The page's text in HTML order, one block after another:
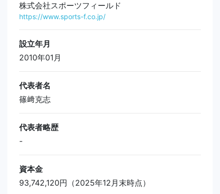
株式会社スポーツフィールド
https://www.sports-f.co.jp/
設立年月
2010年01月
代表者名
篠﨑克志
代表者略歴
-
資本金
93,742,120円（2025年12月末時点）